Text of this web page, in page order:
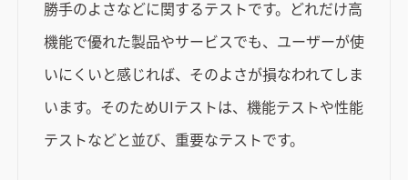
勝手のよさなどに関するテストです。どれだけ高
機能で優れた製品やサービスでも、ユーザーが使
いにくいと感じれば、そのよさが損なわれてしま
います。そのためUIテストは、機能テストや性能
テストなどと並び、重要なテストです。